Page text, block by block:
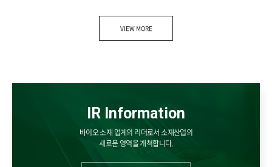
VIEW MORE
IR Information
바이오 소재 업계의 리더로서 소재산업의
새로운 영역을 개척합니다.